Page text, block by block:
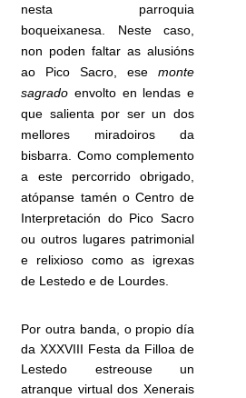
nesta parroquia
boqueixanesa. Neste caso,
non poden faltar as alusións
ao Pico Sacro, ese monte
sagrado envolto en lendas e
que salienta por ser un dos
mellores miradoiros da
bisbarra. Como complemento
a este percorrido obrigado,
atópanse tamén o Centro de
Interpretación do Pico Sacro
ou outros lugares patrimonial
e relixioso como as igrexas
de Lestedo e de Lourdes.
Por outra banda, o propio día
da XXXVIII Festa da Filloa de
Lestedo estreouse un
atranque virtual dos Xenerais